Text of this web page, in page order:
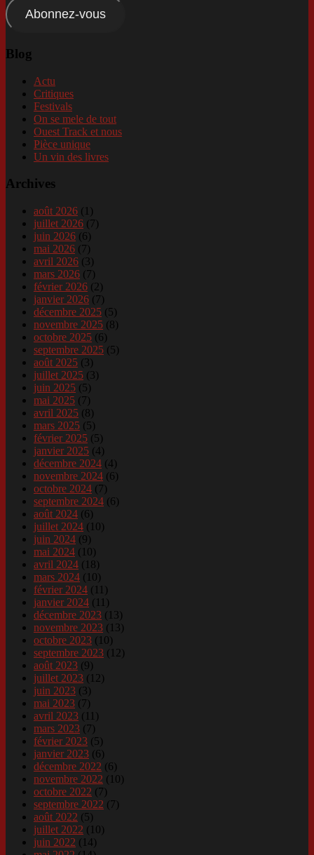
Abonnez-vous
Blog
Actu
Critiques
Festivals
On se mele de tout
Ouest Track et nous
Pièce unique
Un vin des livres
Archives
août 2026 (1)
juillet 2026 (7)
juin 2026 (6)
mai 2026 (7)
avril 2026 (3)
mars 2026 (7)
février 2026 (2)
janvier 2026 (7)
décembre 2025 (5)
novembre 2025 (8)
octobre 2025 (6)
septembre 2025 (5)
août 2025 (3)
juillet 2025 (3)
juin 2025 (5)
mai 2025 (7)
avril 2025 (8)
mars 2025 (5)
février 2025 (5)
janvier 2025 (4)
décembre 2024 (4)
novembre 2024 (6)
octobre 2024 (7)
septembre 2024 (6)
août 2024 (6)
juillet 2024 (10)
juin 2024 (9)
mai 2024 (10)
avril 2024 (18)
mars 2024 (10)
février 2024 (11)
janvier 2024 (11)
décembre 2023 (13)
novembre 2023 (13)
octobre 2023 (10)
septembre 2023 (12)
août 2023 (9)
juillet 2023 (12)
juin 2023 (3)
mai 2023 (7)
avril 2023 (11)
mars 2023 (7)
février 2023 (5)
janvier 2023 (6)
décembre 2022 (6)
novembre 2022 (10)
octobre 2022 (7)
septembre 2022 (7)
août 2022 (5)
juillet 2022 (10)
juin 2022 (14)